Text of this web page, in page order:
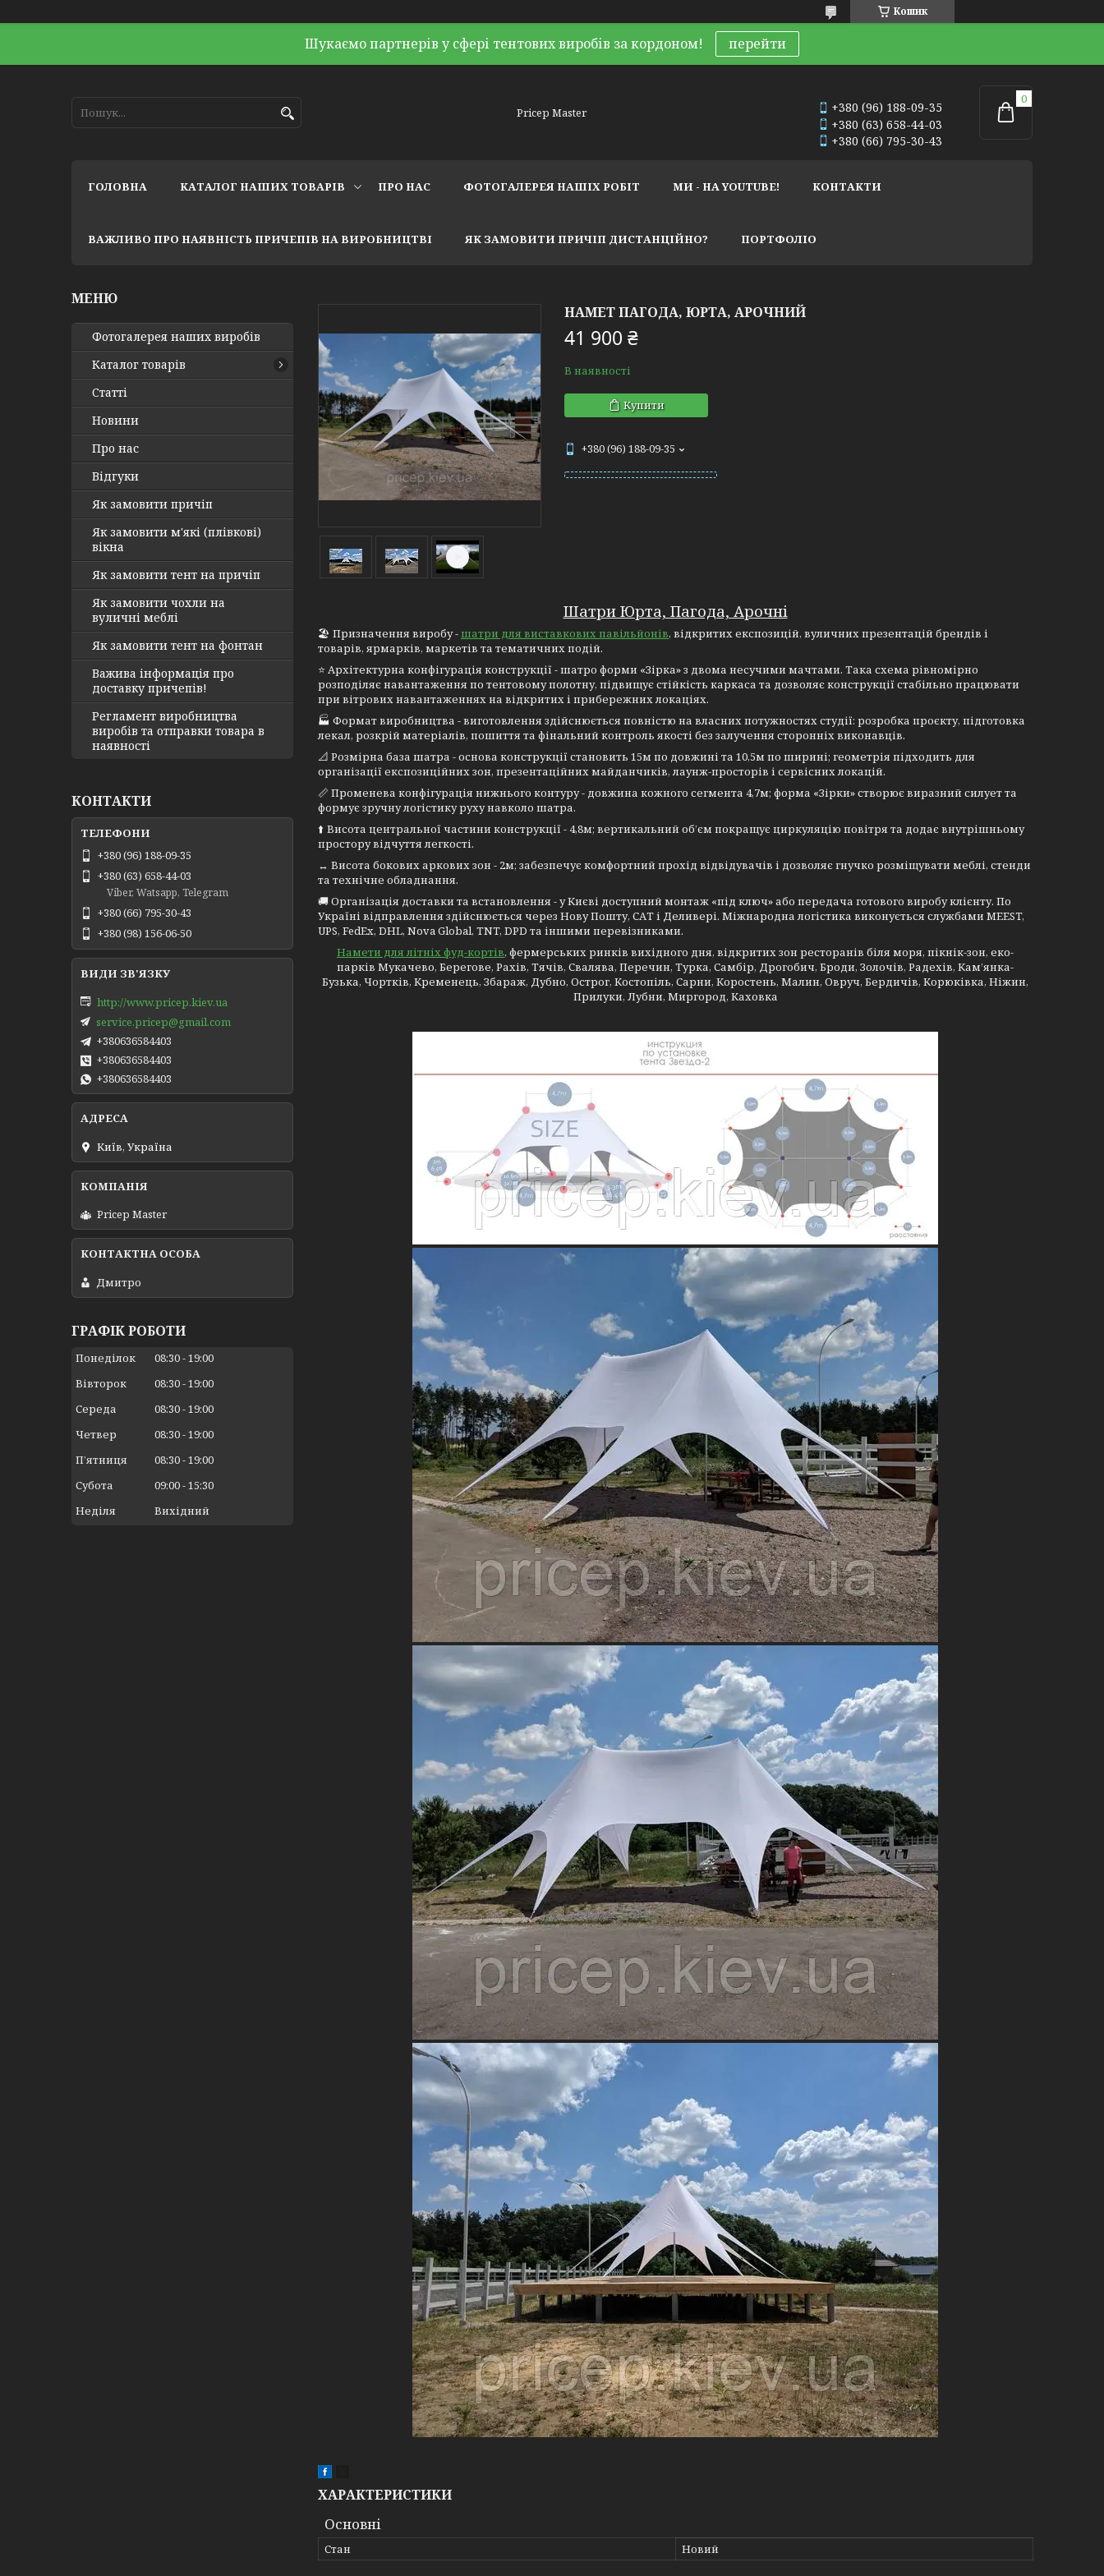
Кошик
Шукаємо партнерів у сфері тентових виробів за кордоном! перейти
Pricep Master
+380 (96) 188-09-35
+380 (63) 658-44-03
+380 (66) 795-30-43
ГОЛОВНА КАТАЛОГ НАШИХ ТОВАРІВ ПРО НАС ФОТОГАЛЕРЕЯ НАШІХ РОБІТ МИ - НА YOUTUBE! КОНТАКТИ
ВАЖЛИВО ПРО НАЯВНІСТЬ ПРИЧЕПІВ НА ВИРОБНИЦТВІ ЯК ЗАМОВИТИ ПРИЧІП ДИСТАНЦІЙНО? ПОРТФОЛІО
НАМЕТ ПАГОДА, ЮРТА, АРОЧНИЙ
41 900 ₴
В наявності
Купити
+380 (96) 188-09-35
Шатри Юрта, Пагода, Арочні
🏖 Призначення виробу -шатри для виставкових павільйонів, відкритих експозицій, вуличних презентацій брендів і
товарів, ярмарків, маркетів та тематичних подій.
⭐ Архітектурна конфігурація конструкції - шатро форми «Зірка» з двома несучими мачтами. Така схема рівномірно
розподіляє навантаження по тентовому полотну, підвищує стійкість каркаса та дозволяє конструкції стабільно працювати
при вітрових навантаженнях на відкритих і прибережних локаціях.
🏭 Формат виробництва - виготовлення здійснюється повністю на власних потужностях студії: розробка проєкту, підготовка
лекал, розкрій матеріалів, пошиття та фінальний контроль якості без залучення сторонніх виконавців.
📐 Розмірна база шатра - основа конструкції становить 15м по довжині та 10,5м по ширині; геометрія підходить для
організації експозиційних зон, презентаційних майданчиків, лаунж-просторів і сервісних локацій.
📏 Променева конфігурація нижнього контуру - довжина кожного сегмента 4,7м; форма «Зірки» створює виразний силует та
формує зручну логістику руху навколо шатра.
⬆️ Висота центральної частини конструкції - 4,8м; вертикальний об’єм покращує циркуляцію повітря та додає внутрішньому
простору відчуття легкості.
↔️ Висота бокових аркових зон - 2м; забезпечує комфортний прохід відвідувачів і дозволяє гнучко розміщувати меблі, стенди
та технічне обладнання.
🚚 Організація доставки та встановлення - у Києві доступний монтаж «під ключ» або передача готового виробу клієнту. По
Україні відправлення здійснюється через Нову Пошту, САТ і Деливері. Міжнародна логістика виконується службами MEEST,
UPS, FedEx, DHL, Nova Global, TNT, DPD та іншими перевізниками.
Намети для літніх фуд-кортів, фермерських ринків вихідного дня, відкритих зон ресторанів біля моря, пікнік-зон, еко-
парків Мукачево, Берегове, Рахів, Тячів, Свалява, Перечин, Турка, Самбір, Дрогобич, Броди, Золочів, Радехів, Кам’янка-
Бузька, Чортків, Кременець, Збараж, Дубно, Острог, Костопіль, Сарни, Коростень, Малин, Овруч, Бердичів, Корюківка, Ніжин,
Прилуки, Лубни, Миргород, Каховка
ХАРАКТЕРИСТИКИ
Основні
Стан Новий
Фотогалерея наших виробів
Каталог товарів
Статті
Новини
Про нас
Відгуки
Як замовити причіп
Як замовити м'які (плівкові)
вікна
Як замовити тент на причіп
Як замовити чохли на
вуличні меблі
Як замовити тент на фонтан
Важива інформація про
доставку причепів!
Регламент виробництва
виробів та отправки товара в
наявності
КОНТАКТИ
+380 (96) 188-09-35
+380 (63) 658-44-03
Viber, Watsapp, Telegram
+380 (66) 795-30-43
+380 (98) 156-06-50
http://www.pricep.kiev.ua
service.pricep@gmail.com
+380636584403
+380636584403
+380636584403
Київ, Україна
Pricep Master
Дмитро
ГРАФІК РОБОТИ
Понеділок 08:30 19:00
Вівторок
08:30 19:00
Середа
08:30 19:00
Четвер
08:30 19:00
Пʼятниця
08:30 19:00
Субота
09:00 15:30
Неділя
Вихідний